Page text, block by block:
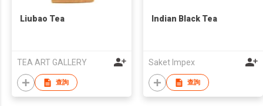
Liubao Tea
TEA ART GALLERY
查詢
Indian Black Tea
Saket Impex
查詢